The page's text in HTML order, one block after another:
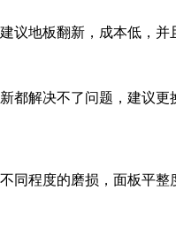
地板翻新，成本低，并
解决不了问题，建议更
程度的磨损，面板平